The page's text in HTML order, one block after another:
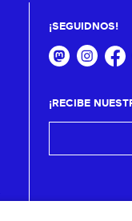
¡SEGUIDNOS!
¡RECIBE